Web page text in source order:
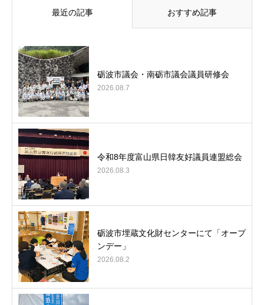
最近の記事 おすすめ記事
砺波市議会・南砺市議会議員研修会
2026.08.7
令和8年度富山県日韓友好議員連盟総会
2026.08.3
砺波市埋蔵文化財センターにて「オープ
ンデー」
2026.08.2